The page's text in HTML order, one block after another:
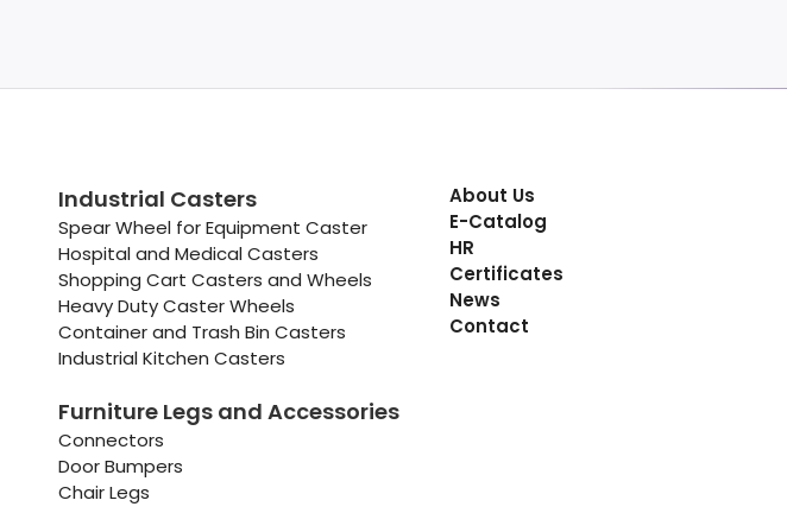
Industrial Casters
Spear Wheel for Equipment Caster
Hospital and Medical Casters
Shopping Cart Casters and Wheels
Heavy Duty Caster Wheels
Container and Trash Bin Casters
Industrial Kitchen Casters
Furniture Legs and Accessories
Connectors
Door Bumpers
Chair Legs
About Us
E-Catalog
HR
Certificates
News
Contact